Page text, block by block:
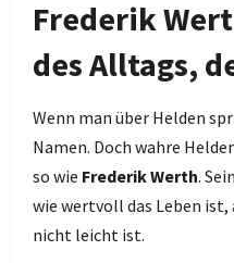
Frederik
des Alltags,
Wenn man über Helden
Namen. Doch wahre
so wie Frederik Werth.
wie wertvoll das Leben ist,
nicht leicht ist.